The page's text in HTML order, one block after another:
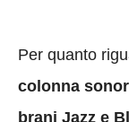
Per quanto
colonna
brani Jazz e